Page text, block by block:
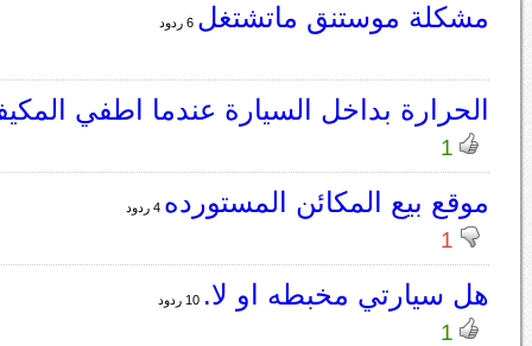
مشكلة موستنق ماتشتغل 6 ردود
الحرارة بداخل السيارة عندما اطفي
1
موقع بيع المكائن المستورده 4 ردود
1
هل سيارتي مخبطه او لا. 10 ردود
1